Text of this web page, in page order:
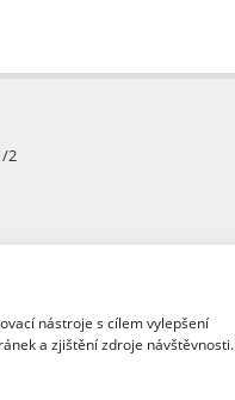
nástroje s cílem vylepšení
a zjištění zdroje návštěvnosti.
2